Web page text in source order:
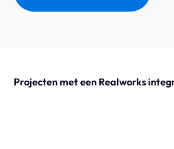
Projecten met een Realworks